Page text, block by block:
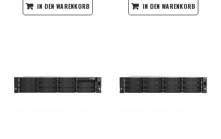
IN DEN WARENKORB IN DEN WARENKORB